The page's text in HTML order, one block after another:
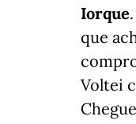
Iorque
que
Voltei